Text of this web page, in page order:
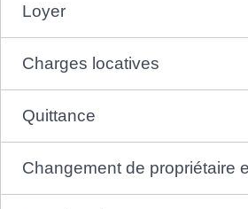
Loyer
Charges locatives
Quittance
Changement de propriétaire